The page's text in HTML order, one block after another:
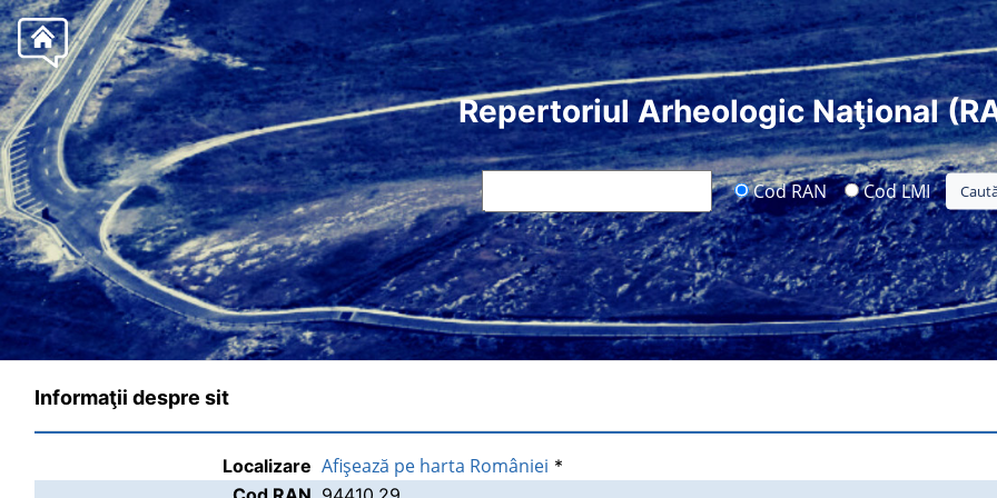
Repertoriul Arheologic Naţional
Cod RAN Cod LMI
Informaţii despre sit
Localizare Afişează pe harta României *